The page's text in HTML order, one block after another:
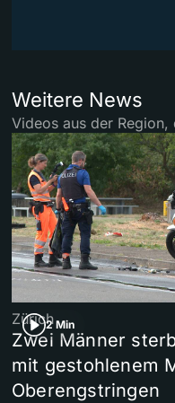
Weitere News
Videos aus der
2 Min
Zürich
Zwei Männer
mit gestohlenem
Oberengstringen